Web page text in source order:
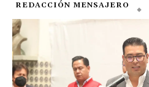
REDACCIÓN MENSAJERO